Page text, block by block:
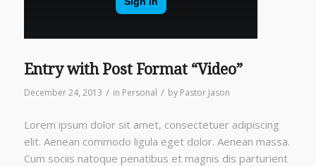
Entry with Post Format “Video”
December 24, 2013 / in Personal / by Pastor Jason
Lorem ipsum dolor sit amet, consectetuer adipiscing
elit. Aenean commodo ligula eget dolor. Aenean massa.
Cum sociis natoque penatibus et magnis dis parturient